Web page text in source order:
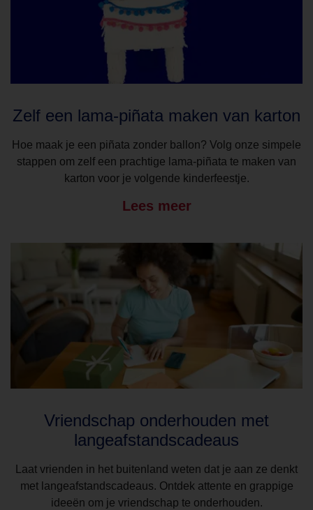
Zelf een lama-piñata maken van karton
Hoe maak je een piñata zonder ballon? Volg onze simpele
stappen om zelf een prachtige lama-piñata te maken van
karton voor je volgende kinderfeestje.
Lees meer
Vriendschap onderhouden met
langeafstandscadeaus
Laat vrienden in het buitenland weten dat je aan ze denkt
met langeafstandscadeaus. Ontdek attente en grappige
ideeën om je vriendschap te onderhouden.